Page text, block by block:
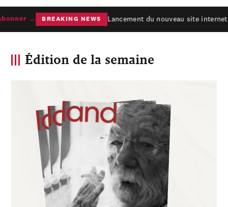
→ BREAKING NEWS Lancement du nouveau site internet
Édition de la semaine